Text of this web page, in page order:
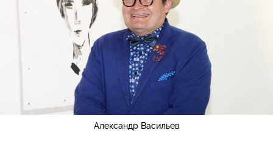
Александр Васильев